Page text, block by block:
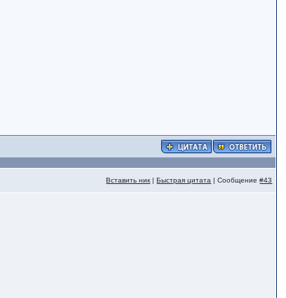
Вставить ник |Быстрая цитата | Сообщение#43